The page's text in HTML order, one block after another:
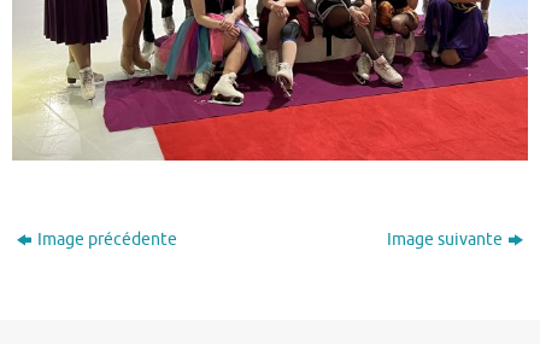
Image précédente Image suivante